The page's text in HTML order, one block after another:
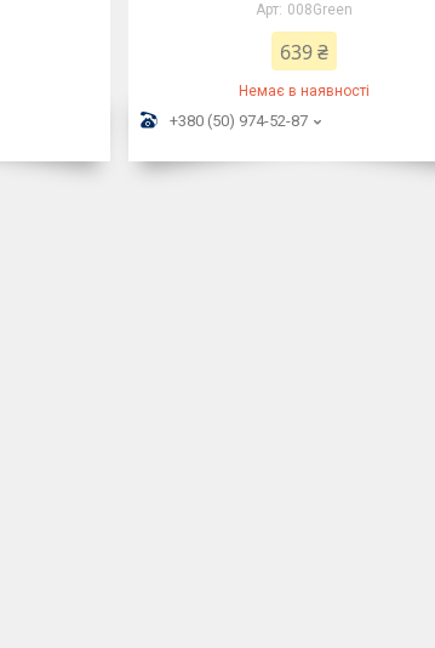
008Green
639 ₴
Немає в наявності
+380 (50) 974-52-87